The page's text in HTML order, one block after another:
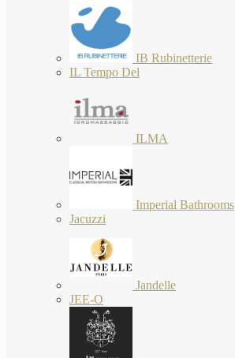
IB Rubinetterie
IL Tempo Del
ILMA
Imperial Bathrooms
Jacuzzi
Jandelle
JEE-O